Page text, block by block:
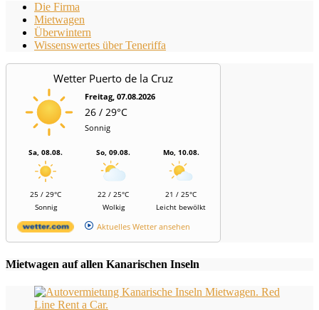
Die Firma
Mietwagen
Überwintern
Wissenswertes über Teneriffa
Wetter Puerto de la Cruz
Freitag, 07.08.2026
26 / 29°C
Sonnig
Sa, 08.08.
25 / 29°C
Sonnig
So, 09.08.
22 / 25°C
Wolkig
Mo, 10.08.
21 / 25°C
Leicht bewölkt
Aktuelles Wetter ansehen
Mietwagen auf allen Kanarischen Inseln